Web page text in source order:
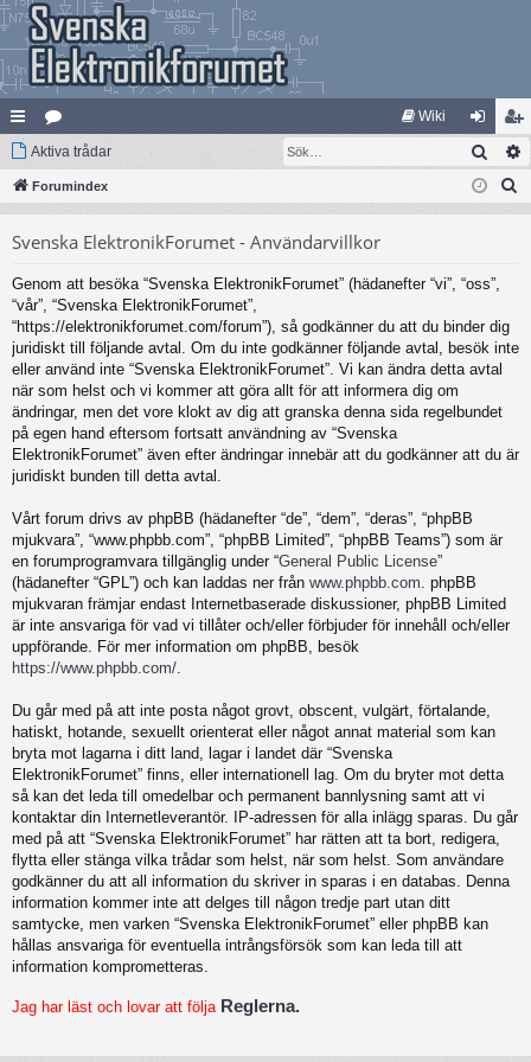
na
bb
ar
at
eg
Wiki
og
ga
li
m
Aktiva trådar Sök
Forumindex
Svenska ElektronikForumet - Användarvillkor
Genom att besöka “Svenska ElektronikForumet” (hädanefter “vi”, “oss”,
“vår”, “Svenska ElektronikForumet”,
“https://elektronikforumet.com/forum”), så godkänner du att du binder dig
juridiskt till följande avtal. Om du inte godkänner följande avtal, besök inte
eller använd inte “Svenska ElektronikForumet”. Vi kan ändra detta avtal
när som helst och vi kommer att göra allt för att informera dig om
ändringar, men det vore klokt av dig att granska denna sida regelbundet
på egen hand eftersom fortsatt användning av “Svenska
ElektronikForumet” även efter ändringar innebär att du godkänner att du är
juridiskt bunden till detta avtal.
Vårt forum drivs av phpBB (hädanefter “de”, “dem”, “deras”, “phpBB
mjukvara”, “www.phpbb.com”, “phpBB Limited”, “phpBB Teams”) som är
en forumprogramvara tillgänglig under “General Public License”
(hädanefter “GPL”) och kan laddas ner från www.phpbb.com . phpBB
mjukvaran främjar endast Internetbaserade diskussioner, phpBB Limited
är inte ansvariga för vad vi tillåter och/eller förbjuder för innehåll och/eller
uppförande. För mer information om phpBB, besök
https://www.phpbb.com/
Du går med på att inte posta något grovt, obscent, vulgärt, förtalande,
hatiskt, hotande, sexuellt orienterat eller något annat material som kan
bryta mot lagarna i ditt land, lagar i landet där “Svenska
ElektronikForumet” finns, eller internationell lag. Om du bryter mot detta
så kan det leda till omedelbar och permanent bannlysning samt att vi
kontaktar din Internetleverantör. IP-adressen för alla inlägg sparas. Du går
med på att “Svenska ElektronikForumet” har rätten att ta bort, redigera,
flytta eller stänga vilka trådar som helst, när som helst. Som användare
godkänner du att all information du skriver in sparas i en databas. Denna
information kommer inte att delges till någon tredje part utan ditt
samtycke, men varken “Svenska ElektronikForumet” eller phpBB kan
hållas ansvariga för eventuella intrångsförsök som kan leda till att
information komprometteras.
Jag har läst och lovar att följa Reglerna.